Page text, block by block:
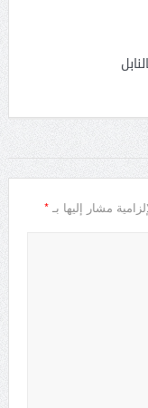
مشار إليها بـ *